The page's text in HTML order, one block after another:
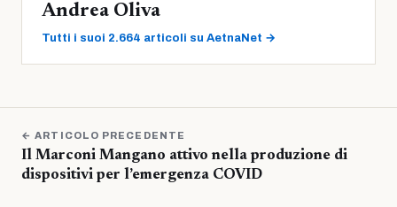
Andrea Oliva
Tutti i suoi 2.664 articoli su AetnaNet →
← ARTICOLO PRECEDENTE
Il Marconi Mangano attivo nella produzione di
dispositivi per l’emergenza COVID